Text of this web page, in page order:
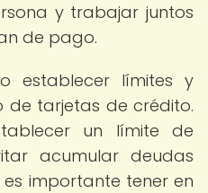
y trabajar juntos
de pago.
establecer límites y
de tarjetas de crédito.
un límite de
acumular deudas
es importante tener en